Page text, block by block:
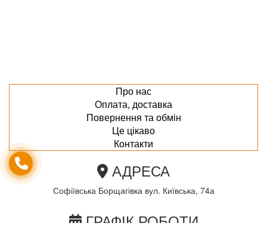
Про нас
Оплата, доставка
Повернення та обмін
Це цікаво
Контакти
АДРЕСА
Софіївська Борщагівка вул. Київська, 74а
ГРАФІК РОБОТИ